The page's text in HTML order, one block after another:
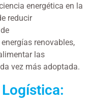
energética en la
reducir
renovables,
las
vez más adoptada.